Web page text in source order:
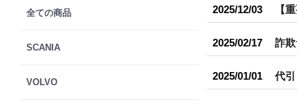
全ての商品
SCANIA
VOLVO
2025/12/03 【
2025/02/17 詐
2025/01/01 代